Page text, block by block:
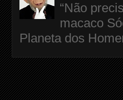
“Não
macaco
Planeta dos